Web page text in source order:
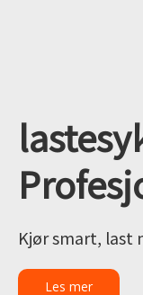
Blogg
Kontakt
Kjør smart, last
Les mer